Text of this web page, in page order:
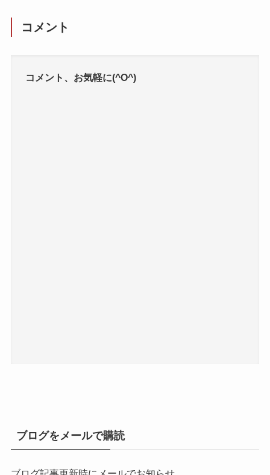
コメント
コメント、お気軽に(^O^)
ブログをメールで購読